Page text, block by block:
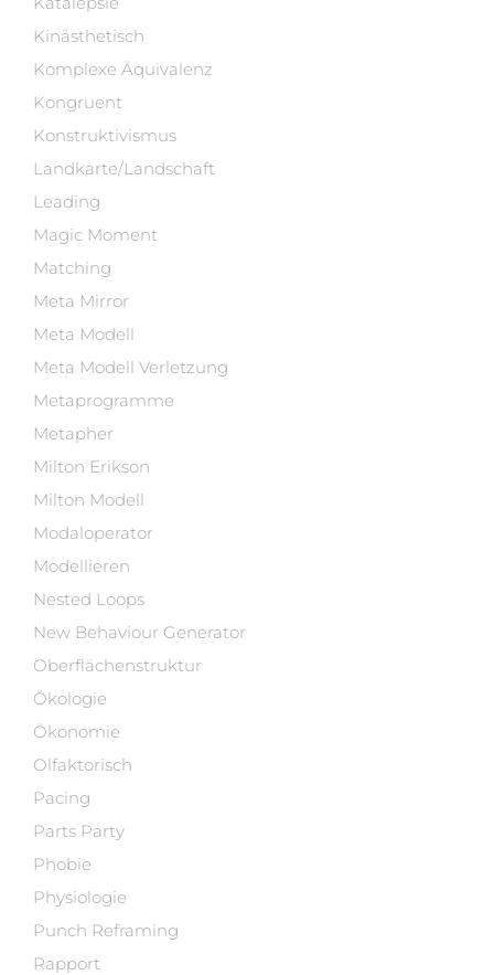
Kinästhetisch
Komplexe Äquivalenz
Kongruent
Konstruktivismus
Landkarte/Landschaft
Leading
Magic Moment
Matching
Meta Mirror
Meta Modell
Meta Modell Verletzung
Metaprogramme
Metapher
Milton Erikson
Milton Modell
Modaloperator
Modellieren
Nested Loops
New Behaviour Generator
Oberflächenstruktur
Ökologie
Ökonomie
Olfaktorisch
Pacing
Parts Party
Phobie
Physiologie
Punch Reframing
Rapport